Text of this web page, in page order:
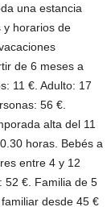
una estancia
y horarios de
de 6 meses a
11 €. Adulto: 17
56 €.
alta del 11
horas. Bebés a
entre 4 y 12
52 €. Familia de 5
desde 45 €